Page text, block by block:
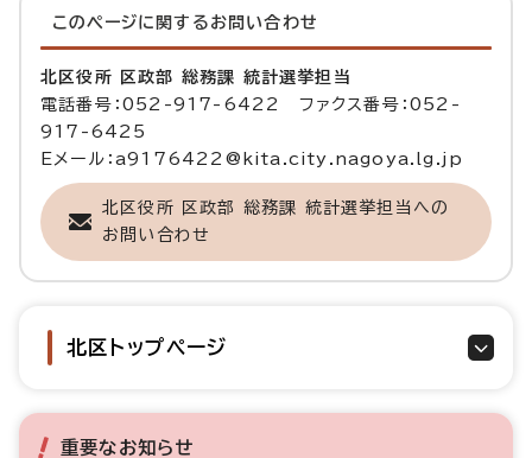
このページに関する お問い合わせ
北区役所 区政部 総務課 統計選挙担当
電話番号：052-917-6422 ファクス番号：052-
917-6425
Eメール：a9176422@kita.city.nagoya.lg.jp
北区役所 区政部 総務課 統計選挙担当への
お問い合わせ
北区トップページ
重要なお知らせ